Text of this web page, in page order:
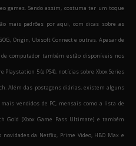
games. Sendo assim, costuma ter um toque
mais padrões por aqui, com dicas sobre as
Origin, Ubisoft Connect e outras. Apesar de
computador também estão disponíveis nos
5 (e PS4), notícias sobre Xbox Series
Além das postagens diárias, existem alguns
vendidos de PC, mensais como a lista de
Gold (Xbox Game Pass Ultimate) e também
da Netflix, Prime Video, HBO Max e